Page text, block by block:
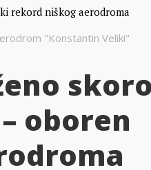
"Konstantin Veliki"
oboren